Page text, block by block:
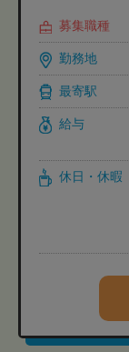
募集職種
勤務地
最寄駅
給与
休日・休暇